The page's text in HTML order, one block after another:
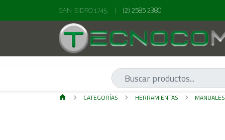
SAN ISIDRO 1745, (2) 2585 2380
CATEGORÍAS HERRAMIENTAS MANUALES